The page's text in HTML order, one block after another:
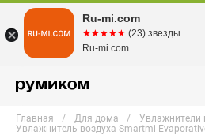
Главная Для дома
Увлажнители
Увлажнитель воздуха Smartmi
Ru-mi.com
☆☆☆☆☆
★★★★★ (23) звезды
Ru-mi.com